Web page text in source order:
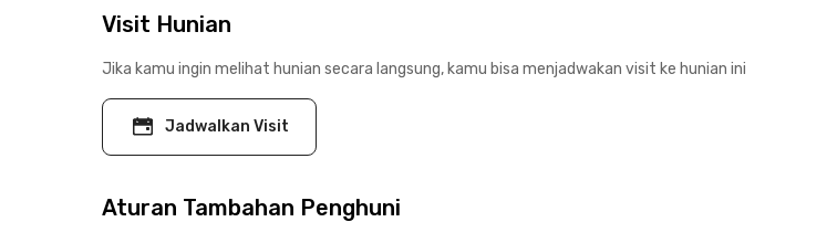
Visit Hunian
Jika kamu ingin melihat hunian secara langsung, kamu bisa menjadwakan visit ke hunian ini
Jadwalkan Visit
Aturan Tambahan Penghuni